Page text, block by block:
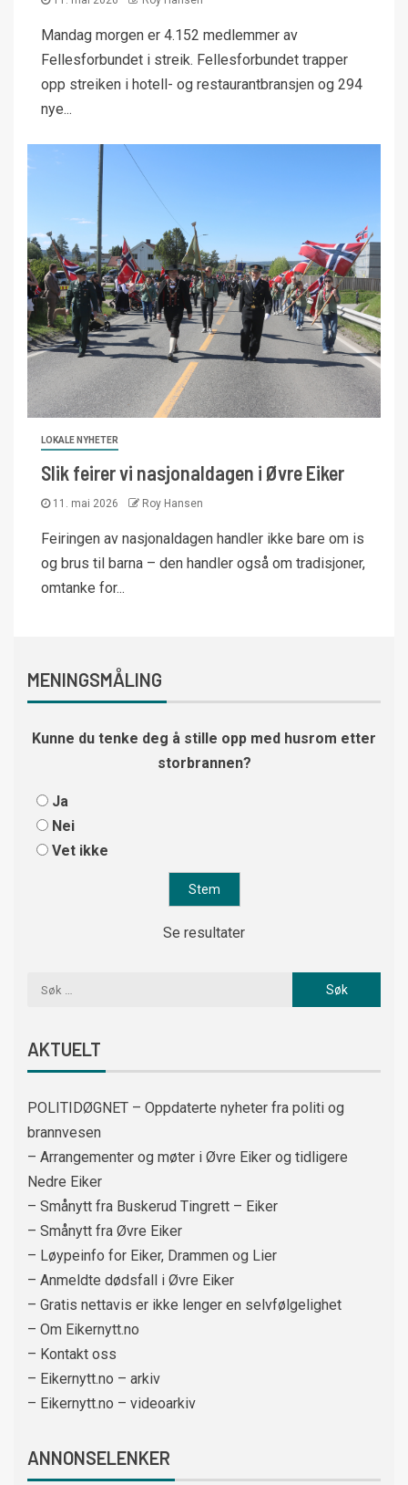
Mandag morgen er 4.152 medlemmer av
Fellesforbundet i streik. Fellesforbundet trapper
opp streiken i hotell- og restaurantbransjen og 294
nye...
LOKALE NYHETER
Slik feirer vi nasjonaldagen i Øvre Eiker
11. mai 2026 Roy Hansen
Feiringen av nasjonaldagen handler ikke bare om is
og brus til barna – den handler også om tradisjoner,
omtanke for...
MENINGSMÅLING
Kunne du tenke deg å stille opp med husrom etter
storbrannen?
Ja
Nei
Vet ikke
Se resultater
AKTUELT
POLITIDØGNET – Oppdaterte nyheter fra politi og
brannvesen
– Arrangementer og møter i Øvre Eiker og tidligere
Nedre Eiker
– Smånytt fra Buskerud Tingrett – Eiker
– Smånytt fra Øvre Eiker
– Løypeinfo for Eiker, Drammen og Lier
– Anmeldte dødsfall i Øvre Eiker
– Gratis nettavis er ikke lenger en selvfølgelighet
– Om Eikernytt.no
– Kontakt oss
– Eikernytt.no – arkiv
– Eikernytt.no – videoarkiv
ANNONSELENKER